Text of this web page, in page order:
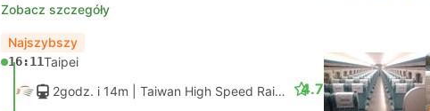
Zobacz szczegóły
Najszybszy
16:11Taipei
2godz. i 14m | Taiwan High Speed Rail | Pociąg #841|Miejsce
4.7